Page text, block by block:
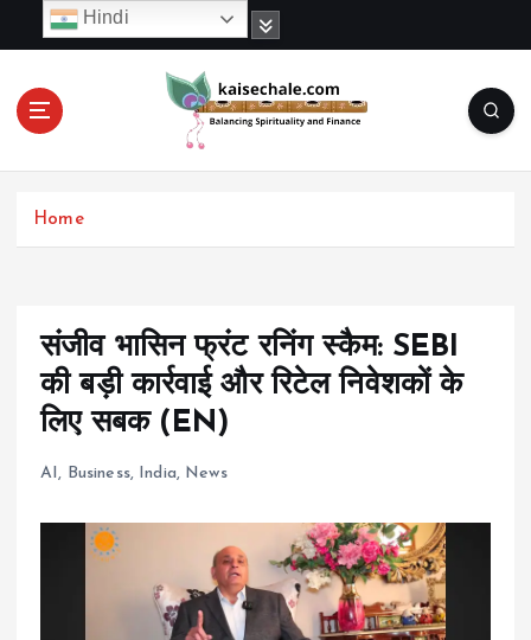
c
Home
संजीव भासिन फ्रंट रनिंग स्कैम: SEBI
की बड़ी कार्रवाई और रिटेल निवेशकों के
लिए सबक (EN)
AI, Business, India, News
Hindi